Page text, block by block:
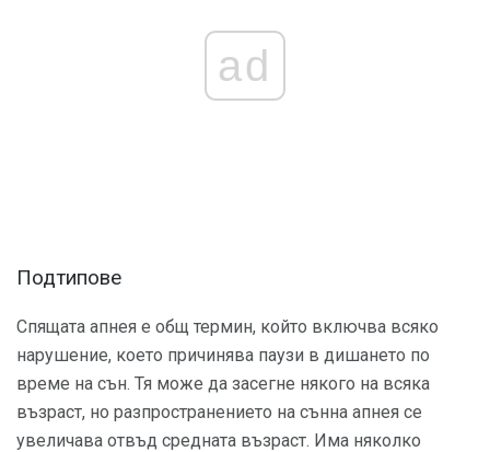
ad
Подтипове
Спящата апнея е общ термин, който включва всяко
нарушение, което причинява паузи в дишането по
време на сън. Тя може да засегне някого на всяка
възраст, но разпространението на сънна апнея се
увеличава отвъд средната възраст. Има няколко